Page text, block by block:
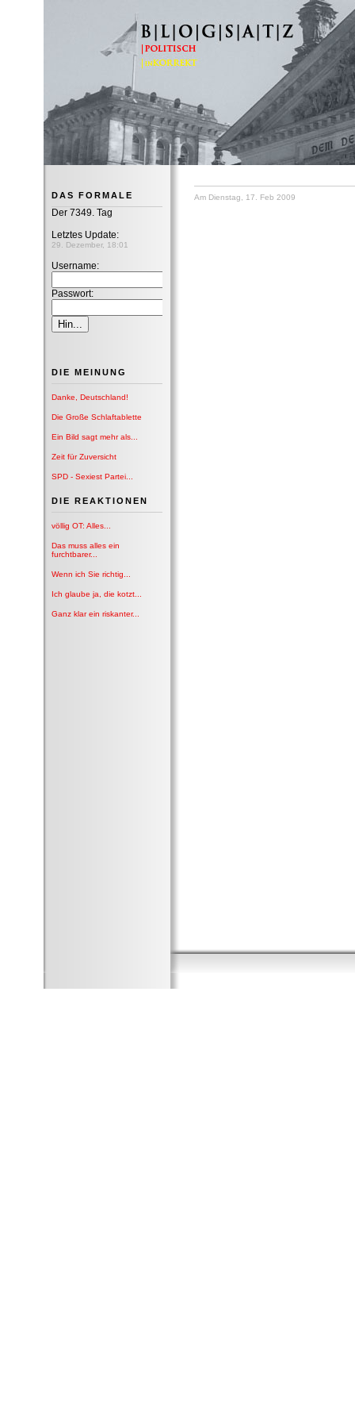
DAS FORMALE
Der 7349. Tag
Letztes Update:
29. Dezember, 18:01
Username:
Passwort:
DIE MEINUNG
Danke, Deutschland!
Die Große Schlaftablette
Ein Bild sagt mehr als...
Zeit für Zuversicht
SPD - Sexiest Partei...
DIE REAKTIONEN
völlig OT: Alles...
Das muss alles ein
furchtbarer...
Wenn ich Sie richtig...
Ich glaube ja, die kotzt...
Ganz klar ein riskanter...
Am Dienstag, 17. Feb 2009